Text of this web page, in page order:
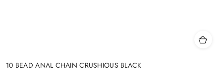
10 BEAD ANAL CHAIN CRUSHIOUS BLACK